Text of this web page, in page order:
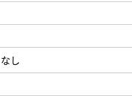
なし